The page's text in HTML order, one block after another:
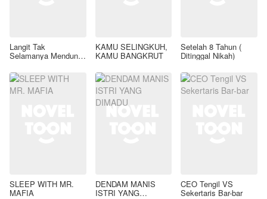
Langit Tak
Selamanya Mendung,
KAMU SELINGKUH,
KAMU BANGKRUT
Setelah 8 Tahun (
Ditinggal Nikah)
SLEEP WITH MR.
MAFIA
DENDAM MANIS
ISTRI YANG
CEO Tengil VS
Sekertaris Bar-bar